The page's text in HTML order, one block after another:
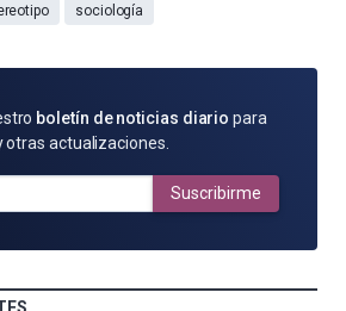
sociología
boletín de noticias diario para
otras actualizaciones.
Suscribirme